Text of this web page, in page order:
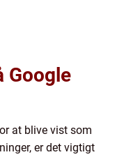
Google
at blive vist som
er det vigtigt